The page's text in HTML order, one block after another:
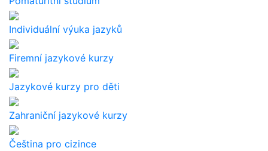
Individuální výuka jazyků
Firemní jazykové kurzy
Jazykové kurzy pro děti
Zahraniční jazykové kurzy
Čeština pro cizince